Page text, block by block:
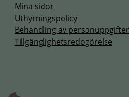
Mina sidor
Uthyrningspolicy
Behandling av personuppgifter
Tillgänglighetsredogörelse